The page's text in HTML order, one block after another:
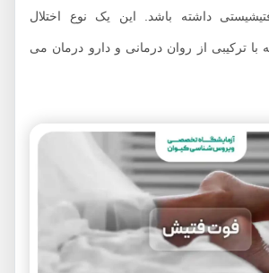
داشته باشد. این یک نوع اختلال
از روان درمانی و دارو درمان می